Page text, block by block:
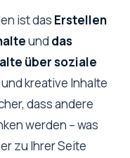
ist das Erstellen
und das
über soziale
kreative Inhalte
dass andere
werden – was
zu Ihrer Seite